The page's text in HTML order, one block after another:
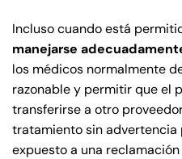
Incluso cuando está
manejarse
los médicos normalmente
razonable y permitir que el
transferirse a otro
tratamiento sin
expuesto a una